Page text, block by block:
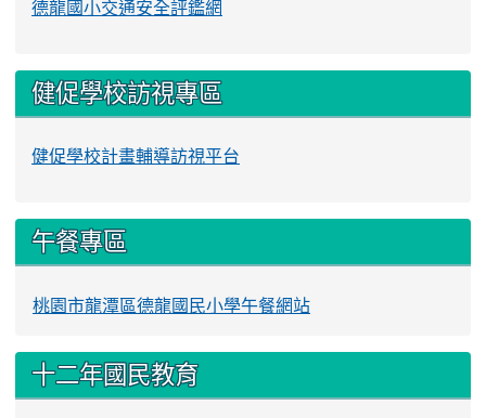
德龍國小交通安全評鑑網
健促學校訪視專區
健促學校計畫輔導訪視平台
午餐專區
桃園市龍潭區德龍國民小學午餐網站
十二年國民教育